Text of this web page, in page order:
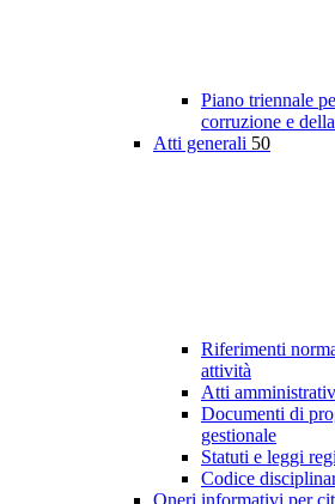
Piano triennale
corruzione e
Atti generali 50
Riferimenti
attività
Atti
Documenti di
gestionale
Statuti e leggi
Codice